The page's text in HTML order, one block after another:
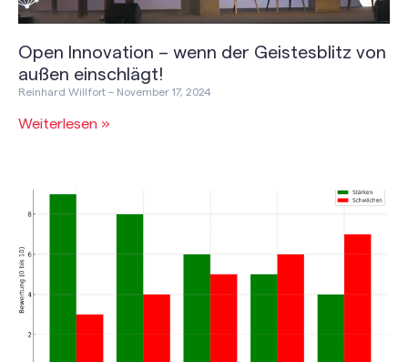
Open Innovation – wenn der Geistesblitz von
außen einschlägt!
Reinhard Willfort November 17, 2024
Weiterlesen »